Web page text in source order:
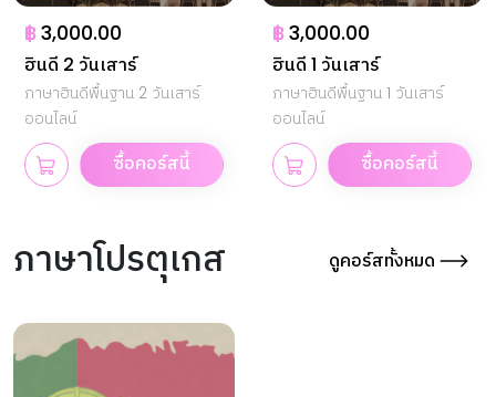
฿3,000.00
ฮินดี 2 วันเสาร์
ภาษาฮินดีพื้นฐาน 2 วันเสาร์
ออนไลน์
ซื้อคอร์สนี้
฿3,000.00
ฮินดี 1 วันเสาร์
ภาษาฮินดีพื้นฐาน 1 วันเสาร์
ออนไลน์
ซื้อคอร์สนี้
ภาษาโปรตุเกส ดูคอร์สทั้งหมด